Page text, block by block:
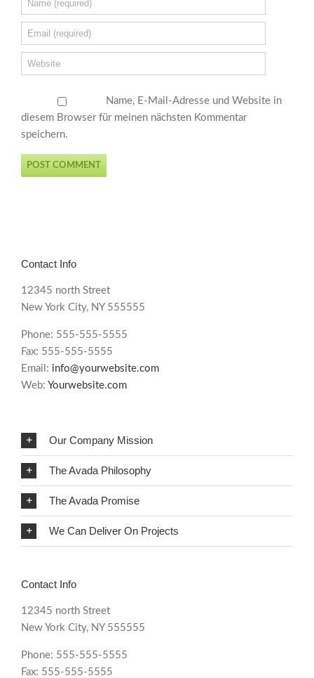
Name, E-Mail-Adresse und Website in
diesem Browser für meinen nächsten Kommentar
speichern.
Contact Info
12345 north Street
New York City, NY 555555
Phone: 555-555-5555
Fax: 555-555-5555
Email: info@yourwebsite.com
Web: Yourwebsite.com
Our Company Mission
The Avada Philosophy
The Avada Promise
We Can Deliver On Projects
Contact Info
12345 north Street
New York City, NY 555555
Phone: 555-555-5555
Fax: 555-555-5555